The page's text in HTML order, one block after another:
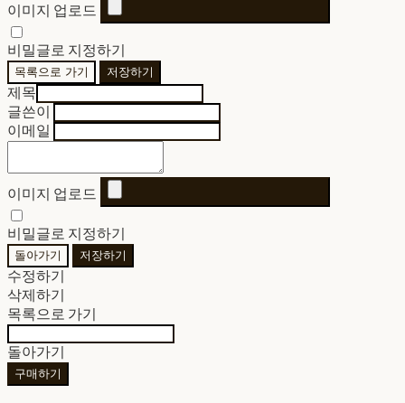
이미지 업로드
비밀글로 지정하기
목록으로 가기 저장하기
제목
글쓴이
이메일
이미지 업로드
비밀글로 지정하기
돌아가기 저장하기
수정하기
삭제하기
목록으로 가기
돌아가기
구매하기